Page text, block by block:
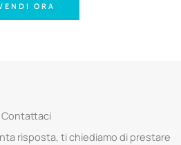
ORA
Contattaci
risposta, ti chiediamo di prestare